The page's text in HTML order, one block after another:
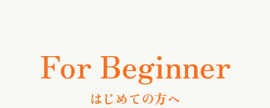
For Beginner
はじめての方へ